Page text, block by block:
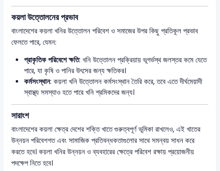
কয়লা উত্তোলনের প্রভাব
বাংলাদেশের কয়লা খনির উত্তোলন পরিবেশ ও সমাজের উপর কিছু প্রতিকূল প্রভাব
ফেলতে পারে, যেমন:
প্রাকৃতিক পরিবেশে ক্ষতি: খনি উত্তোলন প্রক্রিয়ায় ভূগর্ভস্থ জলস্তর কমে যেতে
পারে, যা কৃষি ও পানির উৎসের জন্য ক্ষতিকর।
কর্মসংস্থান: কয়লা খনি উত্তোলন কর্মসংস্থান তৈরি করে, তবে এতে দীর্ঘমেয়াদী
স্বাস্থ্য সমস্যাও হতে পারে খনি শ্রমিকদের জন্য।
সারাংশ
বাংলাদেশের কয়লা ক্ষেত্র দেশের শক্তি খাতে গুরুত্বপূর্ণ ভূমিকা রাখলেও, এই খাতের
উন্নয়ন পরিবেশগত এবং সামাজিক প্রতিবন্ধকতাগুলোর সাথে সমন্বয় সাধন করে
করতে হবে। কয়লা খনির উন্নয়ন ও ব্যবহারের ক্ষেত্রে পরিবেশ রক্ষায় প্রয়োজনীয়
পদক্ষেপ নিতে হবে।